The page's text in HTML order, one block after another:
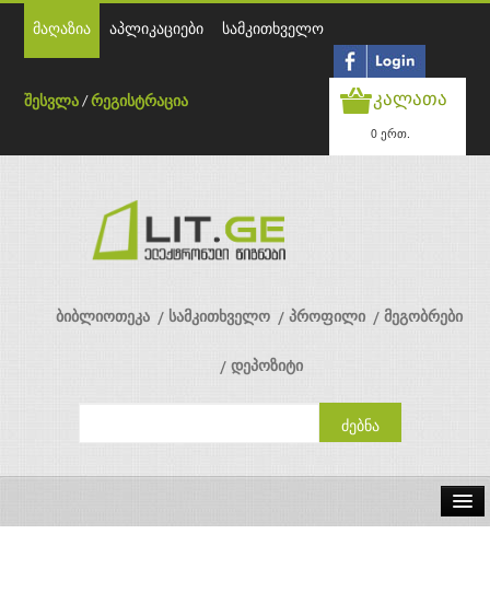
მაღაზია აპლიკაციები სამკითხველო
შესვლა /რეგისტრაცია კალათა
0 ერთ.
ბიბლიოთეკა სამკითხველო პროფილი მეგობრები
დეპოზიტი